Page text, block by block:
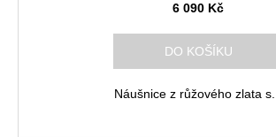
6 090 Kč
DO KOŠÍKU
Náušnice z růžového zlata s...